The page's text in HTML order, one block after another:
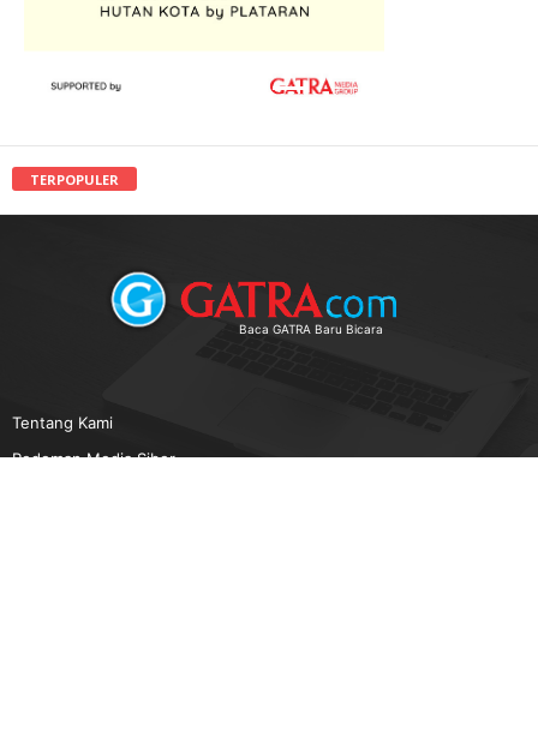
TERPOPULER
Baca GATRA Baru Bicara
Tentang Kami
Pedoman Media Siber